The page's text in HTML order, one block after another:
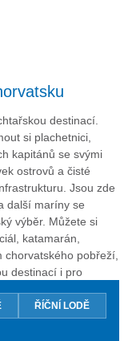
destinací.
si plachetnici,
kapitánů se svými
ostrovů a čisté
Jsou zde
další maríny se
výběr. Můžete si
katamarán,
pobřeží,
destinací i pro
nebo Vám s
ŘÍČNÍ LODĚ